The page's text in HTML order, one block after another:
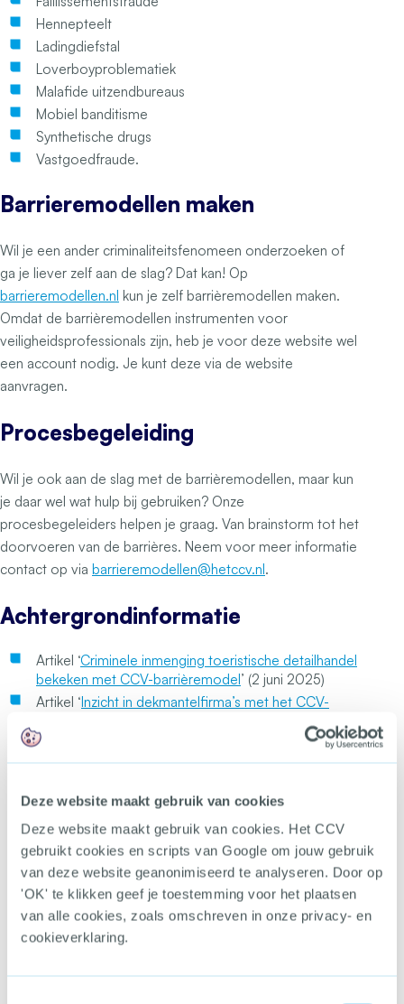
Deze website maakt gebruik van cookies
Deze website maakt gebruik van cookies. Het CCV
gebruikt cookies en scripts van Google om jouw gebruik
van deze website geanonimiseerd te analyseren. Door op
'OK' te klikken geef je toestemming voor het plaatsen
van alle cookies, zoals omschreven in onze privacy- en
cookieverklaring.
Hennepteelt
Ladingdiefstal
Loverboyproblematiek
Malafide uitzendbureaus
Mobiel banditisme
Synthetische drugs
Vastgoedfraude.
Barrieremodellen maken
Wil je een ander criminaliteitsfenomeen onderzoeken of
ga je liever zelf aan de slag? Dat kan! Op
barrieremodellen.nl kun je zelf barrièremodellen maken.
Omdat de barrièremodellen instrumenten voor
veiligheidsprofessionals zijn, heb je voor deze website wel
een account nodig. Je kunt deze via de website
aanvragen.
Procesbegeleiding
Wil je ook aan de slag met de barrièremodellen, maar kun
je daar wel wat hulp bij gebruiken? Onze
procesbegeleiders helpen je graag. Van brainstorm tot het
doorvoeren van de barrières. Neem voor meer informatie
contact op via barrieremodellen@hetccv.nl.
Achtergrondinformatie
Artikel ‘Criminele inmenging toeristische detailhandel
bekeken met CCV-barrièremodel’ (2 juni 2025)
Artikel ‘Inzicht in dekmantelfirma’s met het CCV-
Artikel
‘In Europees verband witwassen via vastgoed
tegengaan’(11 maart 2025)
vervolg’ (17 februari 2025)
Artikel ‘Barrièremodel om transnationaal seksueel
kindermisbruik tegen te gaan’ (26 september 2024)
Artikel ‘ Barrièremodel om plofkraken halt toe te
roepen’ (4 juli 2024)
Artikel ‘De publieke en private sector staan nog te
los van elkaar
’ (Secondant, 13 december 2021)
‘Nieuw barrièremodel tegen weglekken van